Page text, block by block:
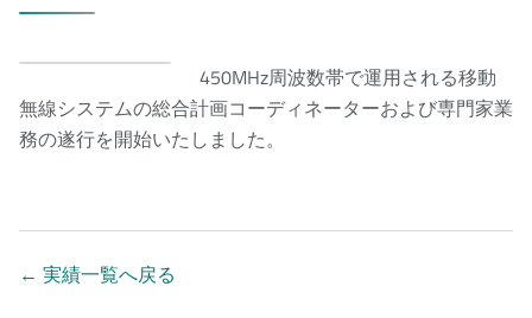
450MHz周波数帯で運用される移動
無線システムの総合計画コーディネーターおよび専門家業
務の遂行を開始いたしました。
← 実績一覧へ戻る